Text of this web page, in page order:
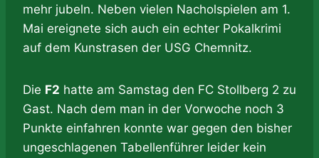
mehr jubeln. Neben vielen Nacholspielen am 1.
Mai ereignete sich auch ein echter Pokalkrimi
auf dem Kunstrasen der USG Chemnitz.
Die F2 hatte am Samstag den FC Stollberg 2 zu
Gast. Nach dem man in der Vorwoche noch 3
Punkte einfahren konnte war gegen den bisher
ungeschlagenen Tabellenführer leider kein